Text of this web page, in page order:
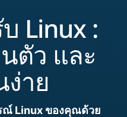
Linux :
ตัว และ
าย
ณ์ Linux ของคุณด้วย